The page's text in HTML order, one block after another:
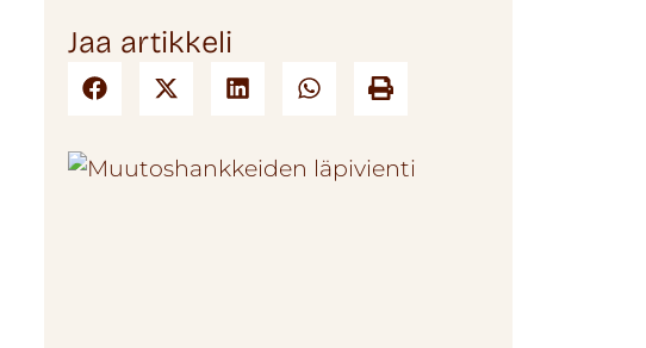
Jaa artikkeli